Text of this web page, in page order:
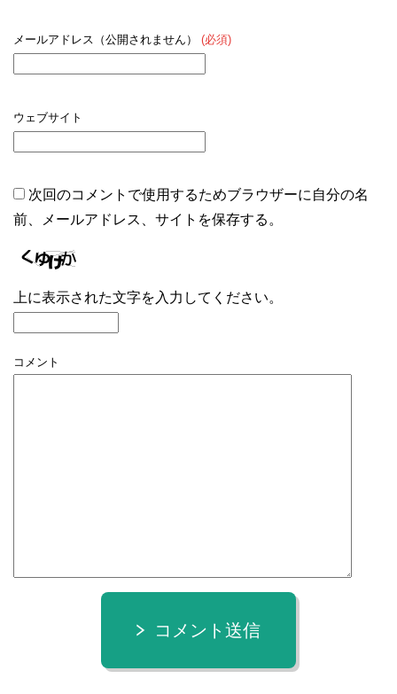
メールアドレス（公開されません） (必須)
ウェブサイト
次回のコメントで使用するためブラウザーに自分の名
前、メールアドレス、サイトを保存する。
上に表示された文字を入力してください。
コメント
コメント送信